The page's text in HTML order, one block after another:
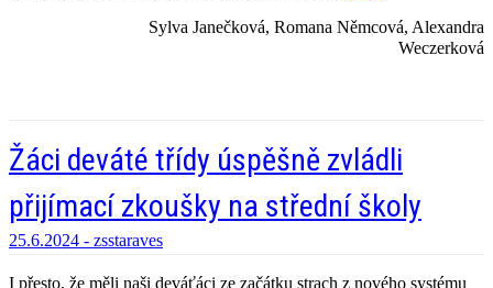
Sylva Janečková, Romana Němcová, Alexandra
Weczerková
Žáci deváté třídy úspěšně zvládli
přijímací zkoušky na střední školy
25.6.2024 - zsstaraves
I přesto, že měli naši deváťáci ze začátku strach z nového systému